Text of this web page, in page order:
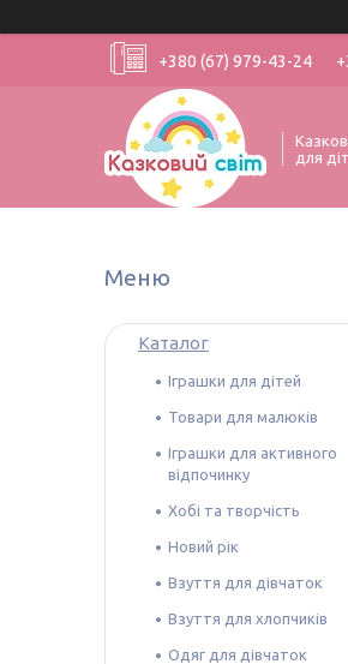
+380 (67) 979-43-24
для
Каталог
Іграшки для дітей
Товари для малюків
Іграшки для активного
відпочинку
Хобі та творчість
Новий рік
Взуття для дівчаток
Взуття для хлопчиків
Одяг для дівчаток